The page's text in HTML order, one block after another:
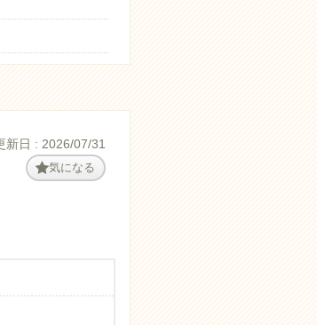
新日 : 2026/07/31
気になる